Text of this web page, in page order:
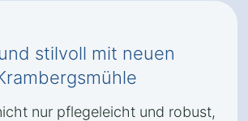
stilvoll mit neuen
nur pflegeleicht und robust,